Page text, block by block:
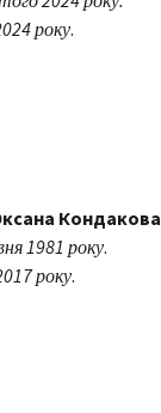
року.
Кондакова
1981 року.
року.